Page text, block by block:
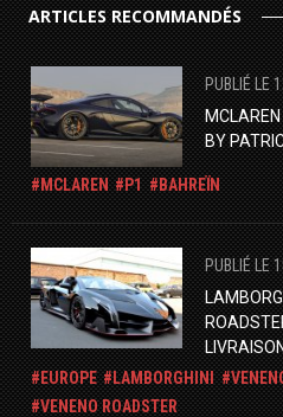
ARTICLES RECOMMANDÉS
PUBLIÉ LE
BY
MCLAREN P1 BAHREÏN
PUBLIÉ LE
EUROPE
LAMBORGHINI
VENENO ROADSTER